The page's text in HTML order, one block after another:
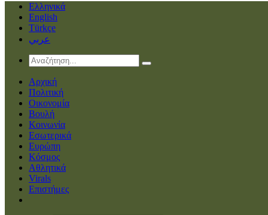
Ελληνικά
English
Türkçe
عربي
Αρχική
Πολιτική
Οικονομία
Βουλή
Κοινωνία
Εσωτερικά
Ευρώπη
Κόσμος
Αθλητικά
Virals
Επιστήμες